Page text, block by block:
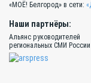
«МОЁ! Белгород» в сети:
Наши партнёры:
Альянс руководителей
региональных СМИ России